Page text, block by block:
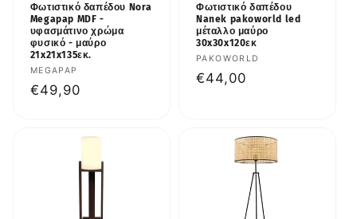
Φωτιστικό δαπέδου Nora
Megapap MDF -
υφασμάτινο χρώμα
φυσικό - μαύρο
21x21x135εκ.
Προμηθευτής:
MEGAPAP
Κανονική
€49,90
Φωτιστικό δαπέδου
Nanek pakoworld led
μέταλλο μαύρο
30x30x120εκ
Προμηθευτής:
PAKOWORLD
Κανονική
€44,00